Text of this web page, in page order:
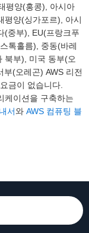
평양(홍콩), 아시아
평양(싱가포르), 아시
(중부), EU(프랑크푸
톡홀름), 중동(바레
북부), 미국 동부(오
(오레곤) AWS 리전
금이 없습니다.
케이션을 구축하는
서와 AWS 컴퓨팅 블